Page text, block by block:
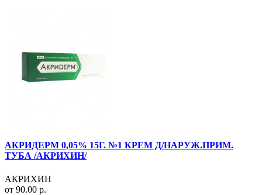
АКРИДЕРМ 0,05% 15Г. №1 КРЕМ Д/НАРУЖ.ПРИМ.
ТУБА /АКРИХИН/
АКРИХИН
от 90.00 р.